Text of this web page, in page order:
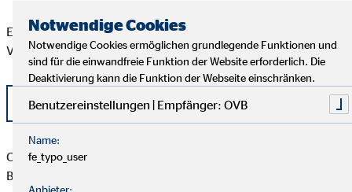
Eine aktuelle Auflistung der Produktpartner der OVB
Vermögensberatung AG finden Sie hier:
Liste OVB Produktpartner als PDF
Claudia Schwiton besitzt weder direkte noch indirekte
Beteiligungen von über zehn Prozent an den Stimmrechten
Notwendige Cookies
Notwendige Cookies ermöglichen grundlegende Funktionen und
sind für die einwandfreie Funktion der Website erforderlich. Die
Deaktivierung kann die Funktion der Webseite einschränken.
Benutzereinstellungen | Empfänger: OVB
Name:
fe_typo_user
Anbieter: